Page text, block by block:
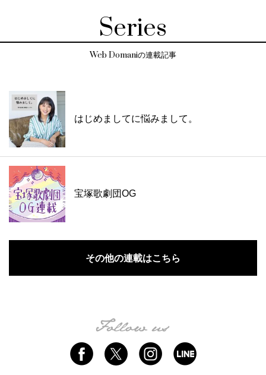
Series
Web Domaniの連載記事
はじめましてに悩みまして。
宝塚歌劇団OG
その他の連載はこちら